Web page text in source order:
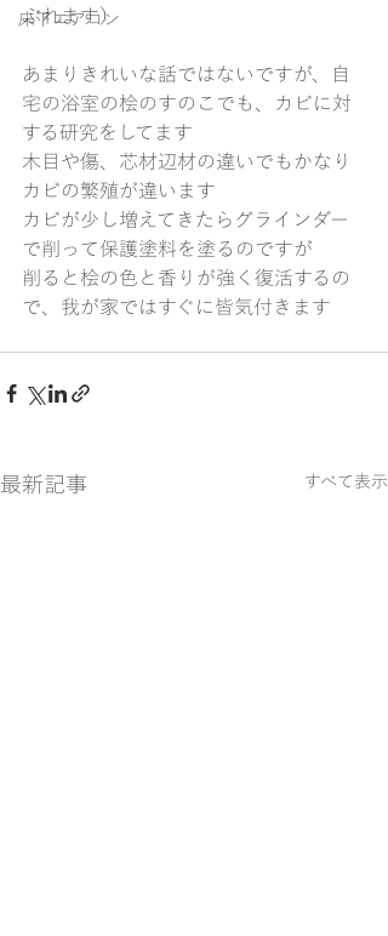
床下エアコン
ぶれます）
あまりきれいな話ではないですが、自
宅の浴室の桧のすのこでも、カビに対
する研究をしてます
木目や傷、芯材辺材の違いでもかなり
カビの繁殖が違います
カビが少し増えてきたらグラインダー
で削って保護塗料を塗るのですが
削ると桧の色と香りが強く復活するの
で、我が家ではすぐに皆気付きます
最新記事 すべて表示